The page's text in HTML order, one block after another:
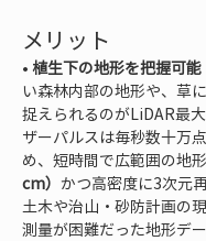
メリット
• 植生下の地形を把握可能
い森林内部の地形や、草
捉えられるのがLiDAR最
ザーパルスは毎秒数十万
め、短時間で広範囲の地
cm） かつ高密度に3次元
土木や治山・砂防計画の
測量が困難だった地形デ